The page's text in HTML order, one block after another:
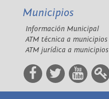
Municipios
Información Municipal
ATM técnica a municipios
ATM jurídica a municipios